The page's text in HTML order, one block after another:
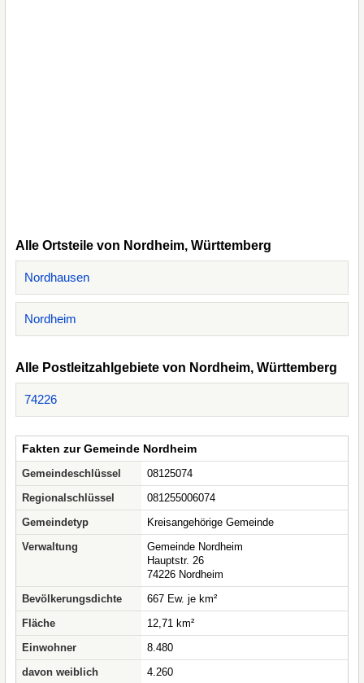
Alle Ortsteile von Nordheim, Württemberg
Nordhausen
Nordheim
Alle Postleitzahlgebiete von Nordheim, Württemberg
74226
Fakten zur Gemeinde Nordheim
Gemeindeschlüssel
08125074
Regionalschlüssel
081255006074
Gemeindetyp
Kreisangehörige Gemeinde
Verwaltung
Gemeinde Nordheim
Hauptstr. 26
74226 Nordheim
Bevölkerungsdichte
667 Ew. je km²
Fläche
12,71 km²
Einwohner
8.480
davon weiblich
4.260